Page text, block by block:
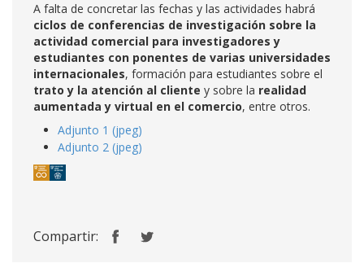
A falta de concretar las fechas y las actividades habrá
ciclos de conferencias de investigación sobre la
actividad comercial para investigadores y
estudiantes con ponentes de varias universidades
internacionales, formación para estudiantes sobre el
trato y la atención al cliente y sobre la realidad
aumentada y virtual en el comercio, entre otros.
Adjunto 1 (jpeg)
Adjunto 2 (jpeg)
Compartir: